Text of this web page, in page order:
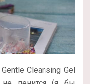
Cleansing Gel